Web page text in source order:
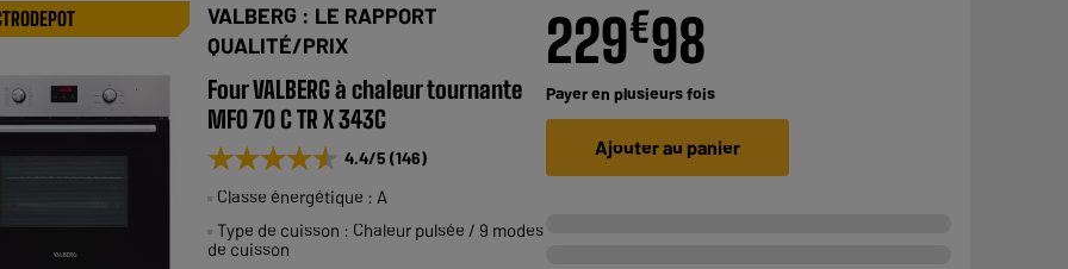
VALBERG : LE RAPPORT
QUALITÉ/PRIX
Four VALBERG à chaleur tournante
MFO 70 C TR X 343C
★★★★★
★★★★★ 4.4/5 (146)
Classe énergétique : A
Type de cuisson : Chaleur pulsée / 9 modes
de cuisson
229€98
Payer en plusieurs fois
Ajouter au panier